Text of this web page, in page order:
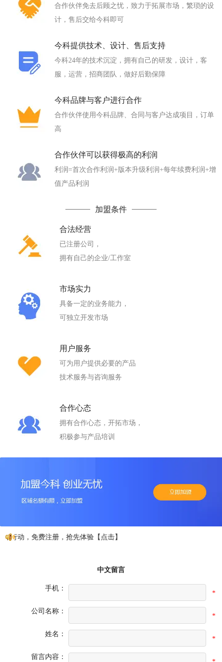
合作伙伴免去后顾之忧，致力于拓展市场，繁琐的设
计，售后交给今科即可
今科提供技术、设计、售后支持
今科24年的技术沉淀，拥有自己的研发，设计，客
服，运营，招商团队，做好后勤保障
今科品牌与客户进行合作
合作伙伴使用今科品牌、合同与客户达成项目，订单
高
合作伙伴可以获得极高的利润
利润=首次合作利润+版本升级利润+每年续费利润+增
值产品利润
加盟条件
合法经营
已注册公司，
拥有自己的企业/工作室
市场实力
具备一定的业务能力，
可独立开发市场
用户服务
可为用户提供必要的产品
技术服务与咨询服务
合作心态
拥有合作心态，开拓市场，
积极参与产品培训
行动，免费注册，抢先体验【点击】
中文留言
手机：
*
公司名称：
*
姓名：
*
留言内容：